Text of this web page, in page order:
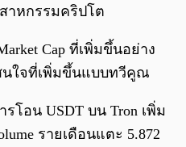
าหกรรมคริปโต
Cap ที่เพิ่มขึ้นอย่าง
นใจที่เพิ่มขึ้นแบบทวีคูณ
โอน USDT บน Tron เพิ่ม
รายเดือนแตะ 5.872